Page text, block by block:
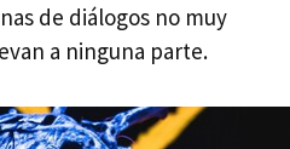
de diálogos no muy
a ninguna parte.